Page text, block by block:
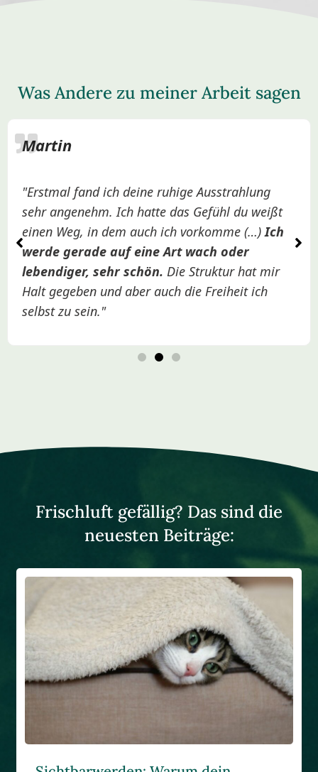
Was Andere zu meiner Arbeit sagen
Martin
"Erstmal fand ich deine ruhige Ausstrahlung
sehr angenehm. Ich hatte das Gefühl du weißt
einen Weg, in dem auch ich vorkomme (…)Ich
werde gerade auf eine Art wach oder
lebendiger, sehr schön. Die Struktur hat mir
Halt gegeben und aber auch die Freiheit ich
selbst zu sein."
Frischluft gefällig? Das sind die
neuesten Beiträge: